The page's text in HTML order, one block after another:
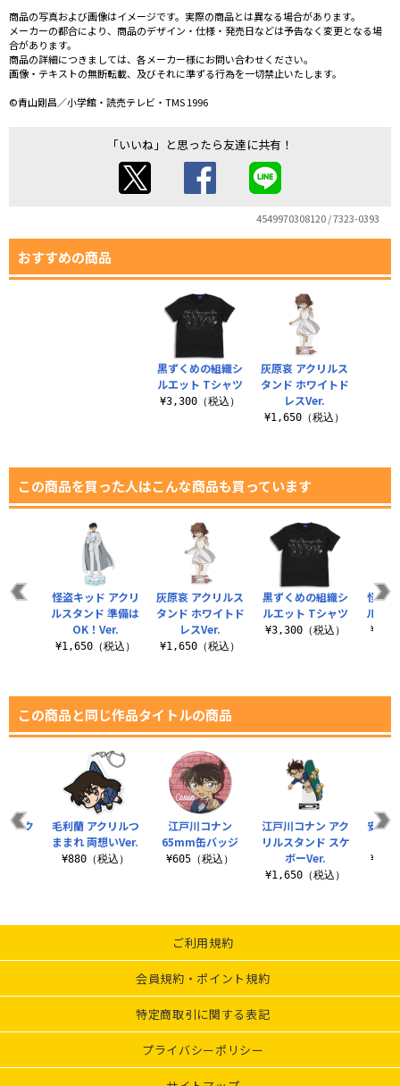
商品の写真および画像はイメージです。実際の商品とは異なる場合があります。
メーカーの都合により、商品のデザイン・仕様・発売日などは予告なく変更となる場
合があります。
商品の詳細につきましては、各メーカー様にお問い合わせください。
画像・テキストの無断転載、及びそれに準ずる行為を一切禁止いたします。
©青山剛昌／小学館・読売テレビ・TMS 1996
「いいね」と思ったら友達に共有！
4549970308120 / 7323-0393
おすすめの商品
黒ずくめの組織シ
ルエット Tシャツ
¥3,300（税込）
灰原哀 アクリルス
タンド ホワイトド
レスVer.
¥1,650（税込）
この商品を買った人はこんな商品も買っています
灰原哀 アクリルス
タンド ホワイトド
レスVer.
¥1,650（税込）
黒ずくめの組織シ
ルエット Tシャツ
¥3,300（税込）
怪盗
ルス
怪盗キッド アクリ
ルスタンド 準備は
OK！Ver.
¥1,650（税込）
この商品と同じ作品タイトルの商品
江戸川コナン
65mm缶バッジ
¥605（税込）
江戸川コナン アク
リルスタンド スケ
ボーVer.
¥1,650（税込）
安室
アク
毛利蘭 アクリルつ
ままれ 両想いVer.
¥880（税込）
ご利用規約
会員規約・ポイント規約
特定商取引に関する表記
プライバシーポリシー